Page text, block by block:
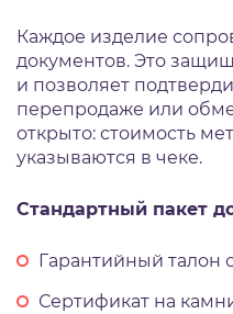
Каждое изделие
документов. Это
и позволяет
перепродаже или
открыто: стоимость
указываются в чеке.
Стандартный пакет
Гарантийный талон
Сертификат на